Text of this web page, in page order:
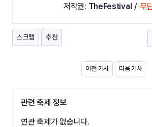
저작권: TheFestival / 무
스크랩 추천
이전 기사 다음 기사
관련 축제 정보
연관 축제가 없습니다.